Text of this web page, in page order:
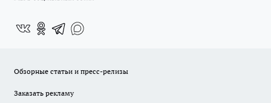
Обзорные статьи и пресс-релизы
Заказать рекламу